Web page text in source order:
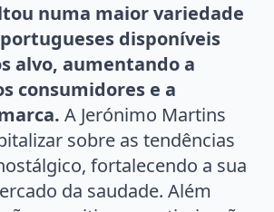
numa maior variedade
disponíveis
alvo, aumentando a
consumidores e a
A Jerónimo Martins
sobre as tendências
fortalecendo a sua
da saudade. Além